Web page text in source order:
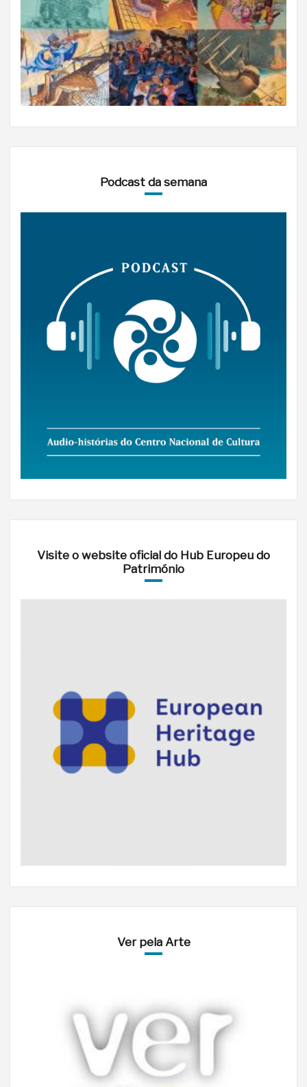
Podcast da semana
Visite o website oficial do Hub Europeu do
Património
Ver pela Arte